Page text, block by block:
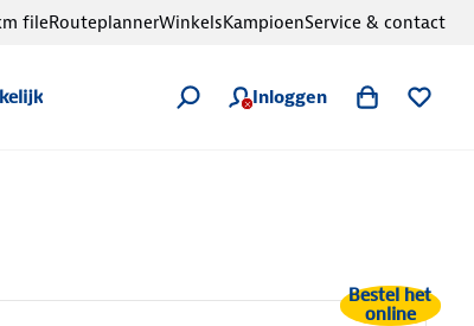
Inloggen
fileRouteplannerWinkelsKampioenService & contact
Bestel het
online